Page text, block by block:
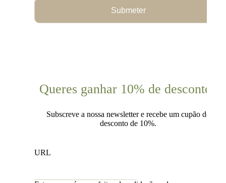
Submeter
Queres ganhar 10% de desconto?
Subscreve a nossa newsletter e recebe um cupão de
desconto de 10%.
URL